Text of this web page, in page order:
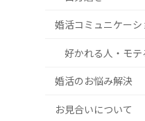
婚活コミュニケーシ
好かれる人・モテ
婚活のお悩み解決
お見合いについて